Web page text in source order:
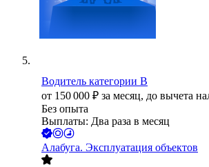
Водитель категории B
от 150 000 ₽ за месяц, до вычета
Без опыта
Выплаты: Два раза в месяц
Алабуга. Эксплуатация объектов